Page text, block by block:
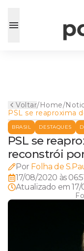
Voltar/Home/
PSL se reaproxima
Bolsonaro e
pontes com o
BRASIL DESTAQUES
PSL se
reconstrói
Por Folha de
17/08/2020 às
Atualizado em